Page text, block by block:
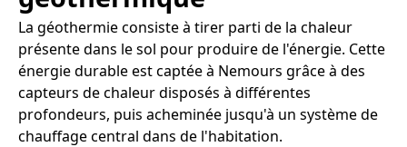
La géothermie consiste à tirer parti de la chaleur
présente dans le sol pour produire de l'énergie. Cette
énergie durable est captée à Nemours grâce à des
capteurs de chaleur disposés à différentes
profondeurs, puis acheminée jusqu'à un système de
chauffage central dans de l'habitation.